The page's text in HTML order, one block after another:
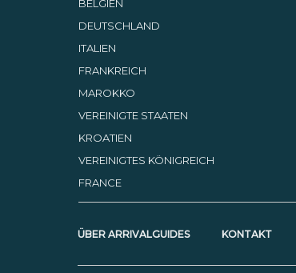
BELGIEN
DEUTSCHLAND
ITALIEN
FRANKREICH
MAROKKO
VEREINIGTE STAATEN
KROATIEN
VEREINIGTES KÖNIGREICH
FRANCE
ÜBER ARRIVALGUIDES KONTAKT